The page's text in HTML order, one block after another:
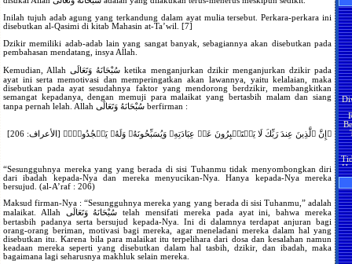
Inilah tujuh adab agung yang terkandung dalam ayat mulia tersebut. Perkara-perkara ini
disebutkan al-Qasimi di kitab Mahasin at-Ta’wil. [7]
Dzikir memiliki adab-adab lain yang sangat banyak, sebagiannya akan disebutkan pada
pembahasan mendatang, insya Allah.
Kemudian, Allah سُبْحَانَهُ وَتَعَالَى ketika menganjurkan dzikir menganjurkan dzikir pada
ayat ini serta memotivasi dan memperingatkan akan lawannya, yaitu kelalaian, maka
disebutkan pada ayat sesudahnya faktor yang mendorong berdzikir, membangkitkan
semangat kepadanya, dengan memuji para malaikat yang bertasbih malam dan siang
tanpa pernah lelah. Allah سُبْحَانَهُ وَتَعَالَى berfirman :
﴿إِنَّ ٱلَّذِينَ عِندَ رَبِّكَ لَا يَسۡتَكۡبِرُونَ عَنۡ عِبَادَتِهِۦ وَيُسَبِّحُونَهُۥ وَلَهُۥ يَسۡجُدُونَۤ﴾ [الأعراف: 206]
“Sesungguhnya mereka yang yang berada di sisi Tuhanmu tidak menyombongkan diri
dari ibadah kepada-Nya dan mereka menyucikan-Nya. Hanya kepada-Nya mereka
bersujud. (al-A’raf : 206)
Maksud firman-Nya : “Sesungguhnya mereka yang yang berada di sisi Tuhanmu,” adalah
malaikat. Allah سُبْحَانَهُ وَتَعَالَى telah mensifati mereka pada ayat ini, bahwa mereka
bertasbih padanya serta bersujud kepada-Nya. Ini di dalamnya terdapat anjuran bagi
orang-orang beriman, motivasi bagi mereka, agar meneladani mereka dalam hal yang
disebutkan itu. Karena bila para malaikat itu terpelihara dari dosa dan kesalahan namun
keadaan mereka seperti yang disebutkan dalam hal tasbih, dzikir, dan ibadah, maka
bagaimana lagi seharusnya makhluk selain mereka.